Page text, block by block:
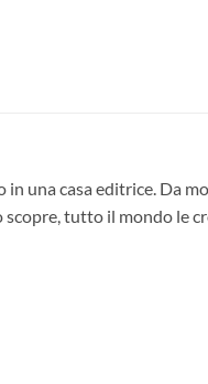
una casa editrice. Da
scopre, tutto il mondo le